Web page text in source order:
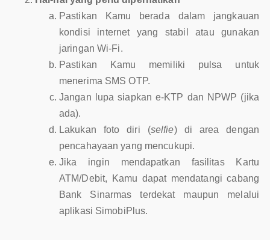
Pastikan Kamu berada dalam jangkauan
kondisi internet yang stabil atau gunakan
jaringan Wi-Fi.
Pastikan Kamu memiliki pulsa untuk
menerima SMS OTP.
Jangan lupa siapkan e-KTP dan NPWP (jika
ada).
Lakukan foto diri (selfie) di area dengan
pencahayaan yang mencukupi.
Jika ingin mendapatkan fasilitas Kartu
ATM/Debit, Kamu dapat mendatangi cabang
Bank Sinarmas terdekat maupun melalui
aplikasi SimobiPlus.